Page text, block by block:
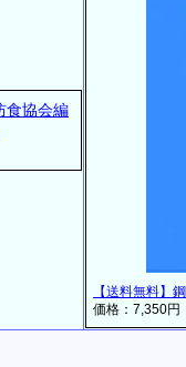
【送料無料】
価格：7,350円